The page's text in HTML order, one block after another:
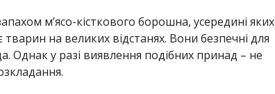
м’ясо-кісткового борошна, усередині яких
на великих відстанях. Вони безпечні для
у разі виявлення подібних принад – не